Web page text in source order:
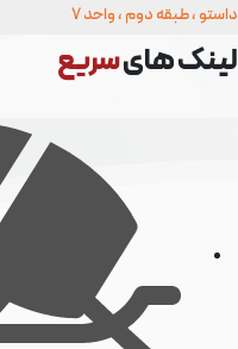
، طبقه دوم ، واحد 7
هایسریع